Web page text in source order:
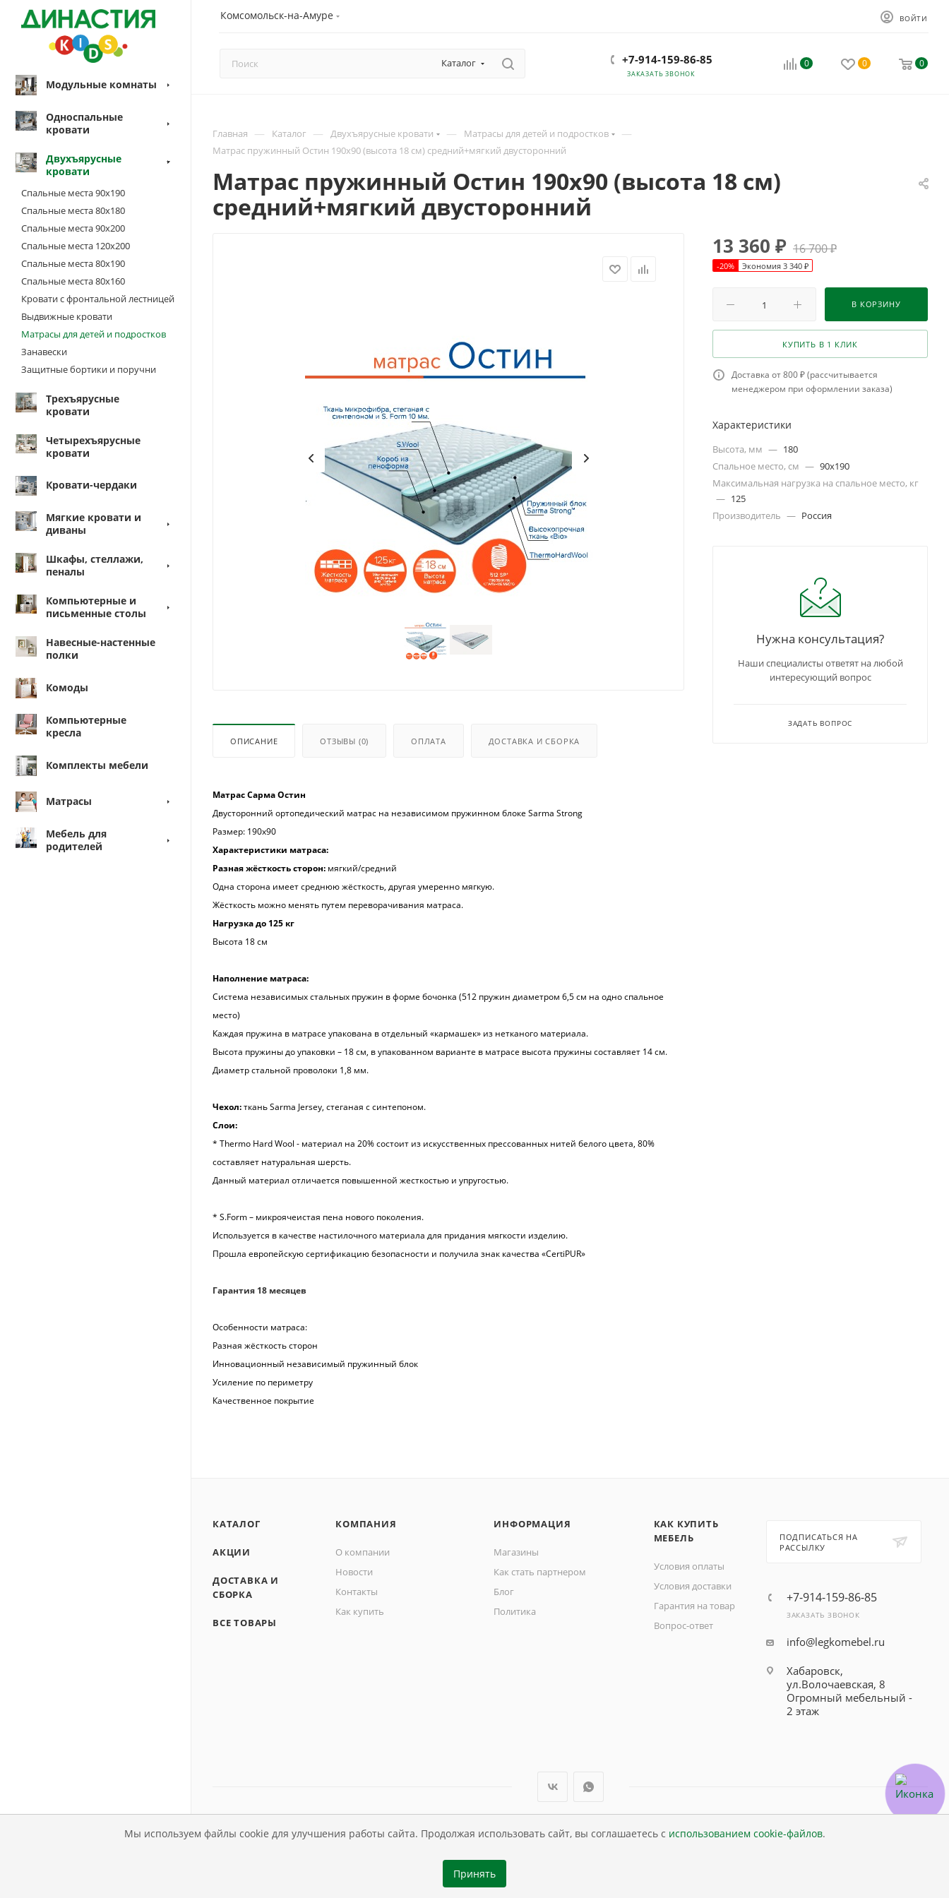
Мы используем файлы cookie для улучшения работы сайта. Продолжая использовать сайт, вы соглашаетесь с использованием cookie-файлов.
Принять
Комсомольск-на-Амуре ВОЙТИ
Каталог +7-914-159-86-85
ЗАКАЗАТЬ ЗВОНОК
0 0 0
Модульные комнаты
Односпальные
кровати
Двухъярусные
кровати
Спальные места 90х190
Спальные места 80х180
Спальные места 90х200
Спальные места 120х200
Спальные места 80х190
Спальные места 80х160
Кровати с фронтальной лестницей
Выдвижные кровати
Матрасы для детей и подростков
Занавески
Защитные бортики и поручни
Трехъярусные
кровати
Четырехъярусные
кровати
Кровати-чердаки
Мягкие кровати и
диваны
Шкафы, стеллажи,
пеналы
Компьютерные и
письменные столы
Навесные-настенные
полки
Комоды
Компьютерные
кресла
Комплекты мебели
Матрасы
Мебель для
родителей
Главная — Каталог — Двухъярусные кровати — Матрасы для детей и подростков —
Матрас пружинный Остин 190х90 (высота 18 см) средний+мягкий двусторонний
Матрас пружинный Остин 190х90 (высота 18 см)
средний+мягкий двусторонний
ОПИСАНИЕ ОТЗЫВЫ (0) ОПЛАТА ДОСТАВКА И СБОРКА
Матрас Сарма Остин
Двусторонний ортопедический матрас на независимом пружинном блоке Sarma Strong
Размер: 190х90
Характеристики матраса:
Разная жёсткость сторон: мягкий/средний
Одна сторона имеет среднюю жёсткость, другая умеренно мягкую.
Жёсткость можно менять путем переворачивания матраса.
Нагрузка до 125 кг
Высота 18 см
Наполнение матраса:
Система независимых стальных пружин в форме бочонка (512 пружин диаметром 6,5 см на одно спальное
место)
Каждая пружина в матрасе упакована в отдельный «кармашек» из нетканого материала.
Высота пружины до упаковки – 18 см, в упакованном варианте в матрасе высота пружины составляет 14 см.
Диаметр стальной проволоки 1,8 мм.
Чехол:ткань Sarma Jersey, стеганая с синтепоном.
Слои:
* Thermo Hard Wool - материал на 20% состоит из искусственных прессованных нитей белого цвета, 80%
составляет натуральная шерсть.
Данный материал отличается повышенной жесткостью и упругостью.
* S.Form – микроячеистая пена нового поколения.
Используется в качестве настилочного материала для придания мягкости изделию.
Прошла европейскую сертификацию безопасности и получила знак качества «CertiPUR»
Гарантия 18 месяцев
Особенности матраса:
Разная жёсткость сторон
Инновационный независимый пружинный блок
Усиление по периметру
Качественное покрытие
13 360 ₽ 16 700₽
-20% Экономия 3 340 ₽
В КОРЗИНУ
КУПИТЬ В 1 КЛИК
Доставка от 800 ₽ (рассчитывается
менеджером при оформлении заказа)
Характеристики
Высота, мм — 180
Спальное место, см — 90х190
Максимальная нагрузка на спальное место, кг
— 125
Производитель — Россия
Нужна консультация?
Наши специалисты ответят на любой
интересующий вопрос
ЗАДАТЬ ВОПРОС
КАТАЛОГ
АКЦИИ
ДОСТАВКА И
СБОРКА
ВСЕ ТОВАРЫ
КОМПАНИЯ
О компании
Новости
Контакты
Как купить
ИНФОРМАЦИЯ
Магазины
Как стать партнером
Блог
Политика
КАК КУПИТЬ
МЕБЕЛЬ
Условия оплаты
Условия доставки
Гарантия на товар
Вопрос-ответ
ПОДПИСАТЬСЯ НА
РАССЫЛКУ
+7-914-159-86-85
ЗАКАЗАТЬ ЗВОНОК
info@legkomebel.ru
Хабаровск,
ул.Волочаевская, 8
Огромный мебельный -
2 этаж
© Магазин детской мебели Династия Kids , 1995 - 2026